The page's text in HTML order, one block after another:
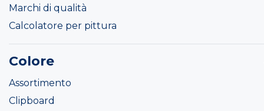
Marchi di qualità
Calcolatore per pittura
Colore
Assortimento
Clipboard